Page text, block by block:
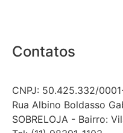
Contatos
CNPJ: 50.425.332/
Rua Albino Boldasso
SOBRELOJA - Bairro: